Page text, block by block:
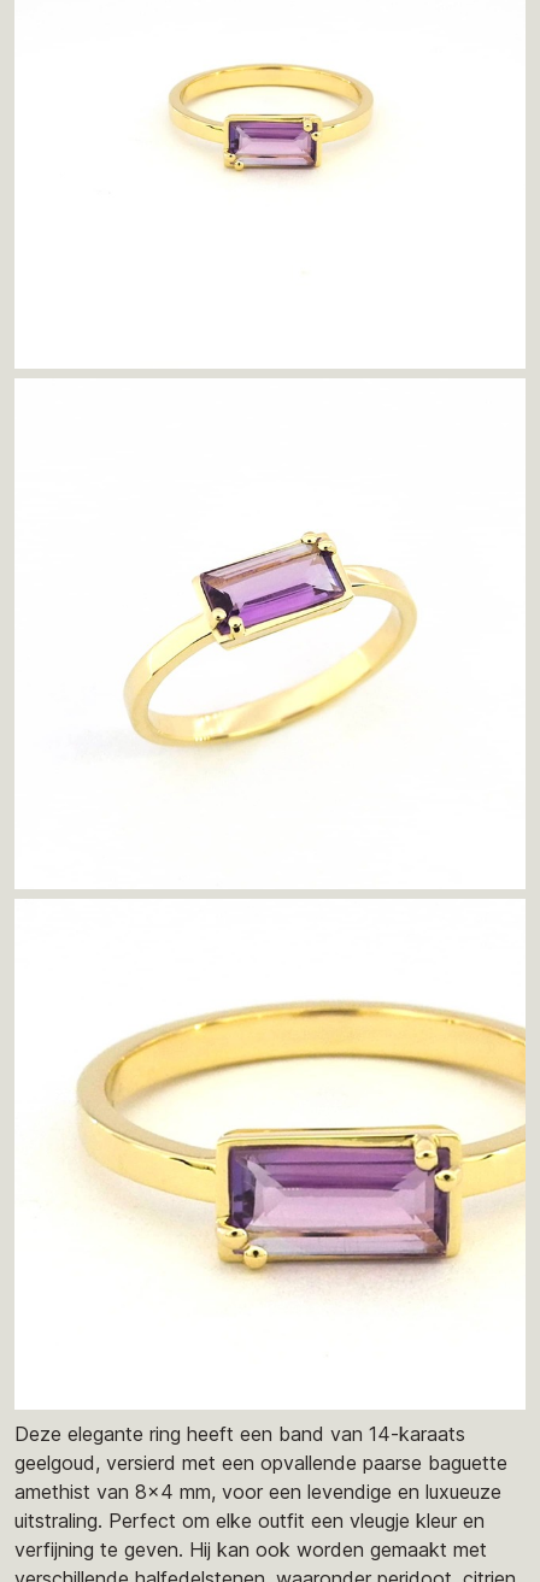
Deze elegante ring heeft een band van 14-karaats
geelgoud, versierd met een opvallende paarse baguette
amethist van 8x4 mm, voor een levendige en luxueuze
uitstraling. Perfect om elke outfit een vleugje kleur en
verfijning te geven. Hij kan ook worden gemaakt met